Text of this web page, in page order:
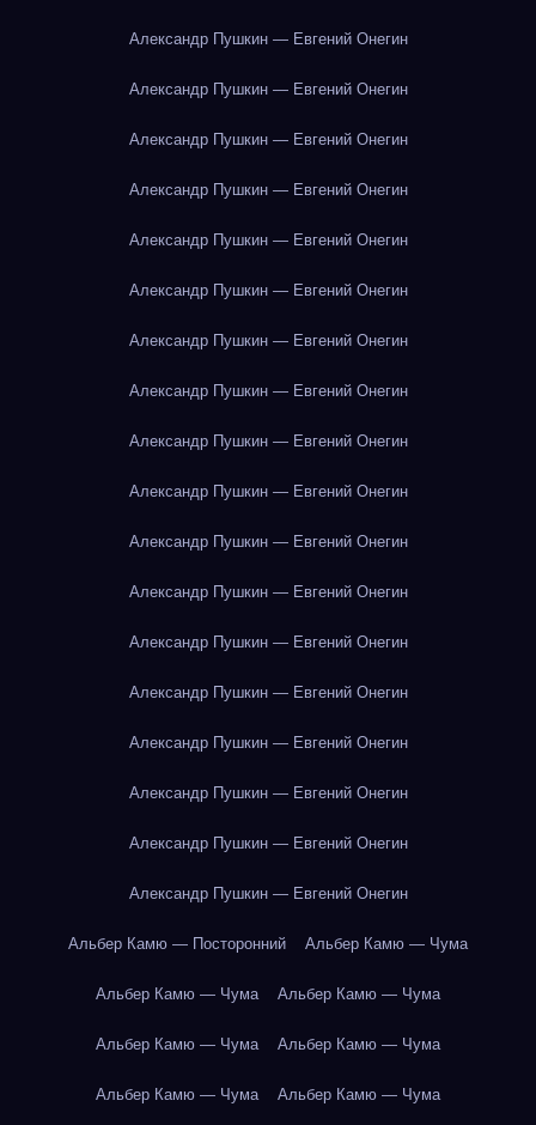
Александр Пушкин — Евгений Онегин
Александр Пушкин — Евгений Онегин
Александр Пушкин — Евгений Онегин
Александр Пушкин — Евгений Онегин
Александр Пушкин — Евгений Онегин
Александр Пушкин — Евгений Онегин
Александр Пушкин — Евгений Онегин
Александр Пушкин — Евгений Онегин
Александр Пушкин — Евгений Онегин
Александр Пушкин — Евгений Онегин
Александр Пушкин — Евгений Онегин
Александр Пушкин — Евгений Онегин
Александр Пушкин — Евгений Онегин
Александр Пушкин — Евгений Онегин
Александр Пушкин — Евгений Онегин
Александр Пушкин — Евгений Онегин
Александр Пушкин — Евгений Онегин
Александр Пушкин — Евгений Онегин
Альбер Камю — Посторонний Альбер Камю — Чума
Альбер Камю — Чума Альбер Камю — Чума
Альбер Камю — Чума Альбер Камю — Чума
Альбер Камю — Чума Альбер Камю — Чума